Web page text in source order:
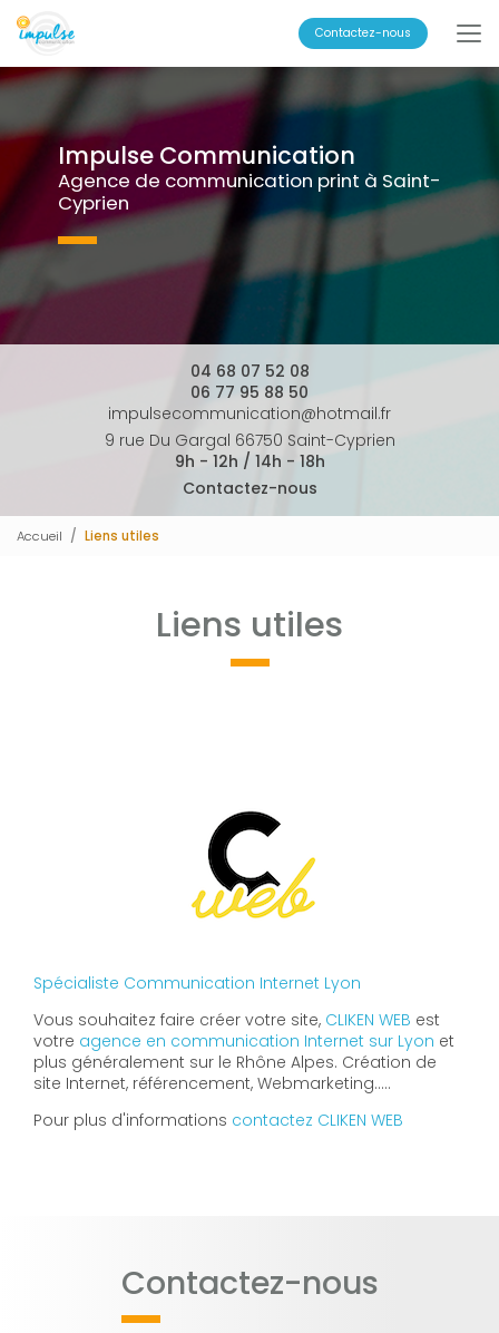
Aller
au
principal
Contactez-nous
Impulse Communication
Agence de communication print à Saint-
Cyprien
04 68 07 52 08
06 77 95 88 50
impulsecommunication@hotmail.fr
9 rue Du Gargal 66750 Saint-Cyprien
9h - 12h / 14h - 18h
Contactez-nous
Accueil Liens utiles
Liens utiles
Spécialiste Communication Internet Lyon
Vous souhaitez faire créer votre site, CLIKEN WEB est
votre agence en communication Internet sur Lyon et
plus généralement sur le Rhône Alpes. Création de
site Internet, référencement, Webmarketing…..
Pour plus d'informations contactez CLIKEN WEB
Contactez-nous